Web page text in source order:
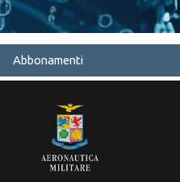
Abbonamenti